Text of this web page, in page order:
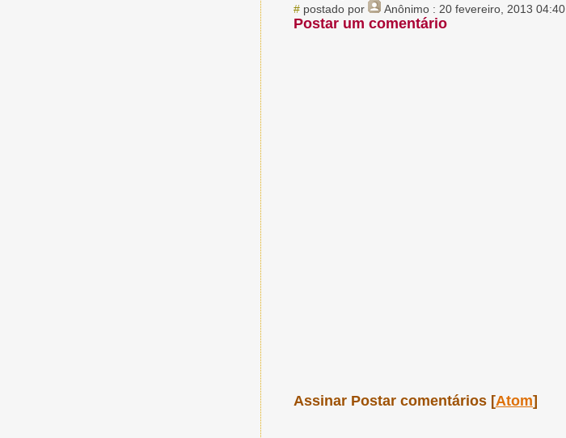
#postado por Anônimo: 20 fevereiro, 2013 04:40
Postar um comentário
Assinar Postar comentários [Atom]